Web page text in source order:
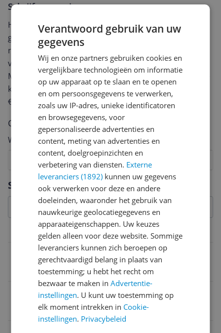
Specificaties
Belangrijkste kenmerken
Eau de parfum
Geschikt voor
Dames
Schrijf een review
Heb jij dit product in bezit en wil je graag je mening
geven? Start dan hieronder met het schrijven van je
review. Afhankelijk van de details duurt het schrijven
van een review gemiddeld tussen de 3 en 10 minuten.
Met jouw mening help je andere bezoekers een betere
keuze te maken én maak je iedere maand kans op
€250,-!
Klik hier voor de actievoorwaarden.
Cijfer
Welk cijfer geef jij dit product?
5
Vraag 1 van 4
Verantwoord gebruik van uw
gegevens
Wij en onze partners gebruiken cookies en
vergelijkbare technologieën om informatie
op uw apparaat op te slaan en te openen
en om persoonsgegevens te verwerken,
zoals uw IP-adres, unieke identificatoren
en browsegegevens, voor
gepersonaliseerde advertenties en
content, meting van advertenties en
content, doelgroepinzichten en
verbetering van diensten. Externe
leveranciers (1892) kunnen uw gegevens
ook verwerken voor deze en andere
doeleinden, waaronder het gebruik van
nauwkeurige geolocatiegegevens en
apparaateigenschappen. Uw keuzes
gelden alleen voor deze website. Sommige
leveranciers kunnen zich beroepen op
gerechtvaardigd belang in plaats van
toestemming; u hebt het recht om
bezwaar te maken inAdvertentie-
instellingen. U kunt uw toestemming op
elk moment intrekken in Cookie-
instellingen. Privacybeleid